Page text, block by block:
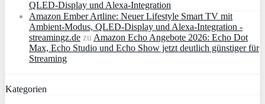
QLED‑Display und Alexa‑Integration
Amazon Ember Artline: Neuer Lifestyle Smart TV mit
Ambient‑Modus, QLED‑Display und Alexa‑Integration -
streamingz.de zu Amazon Echo Angebote 2026: Echo Dot
Max, Echo Studio und Echo Show jetzt deutlich günstiger für
Streaming
Kategorien